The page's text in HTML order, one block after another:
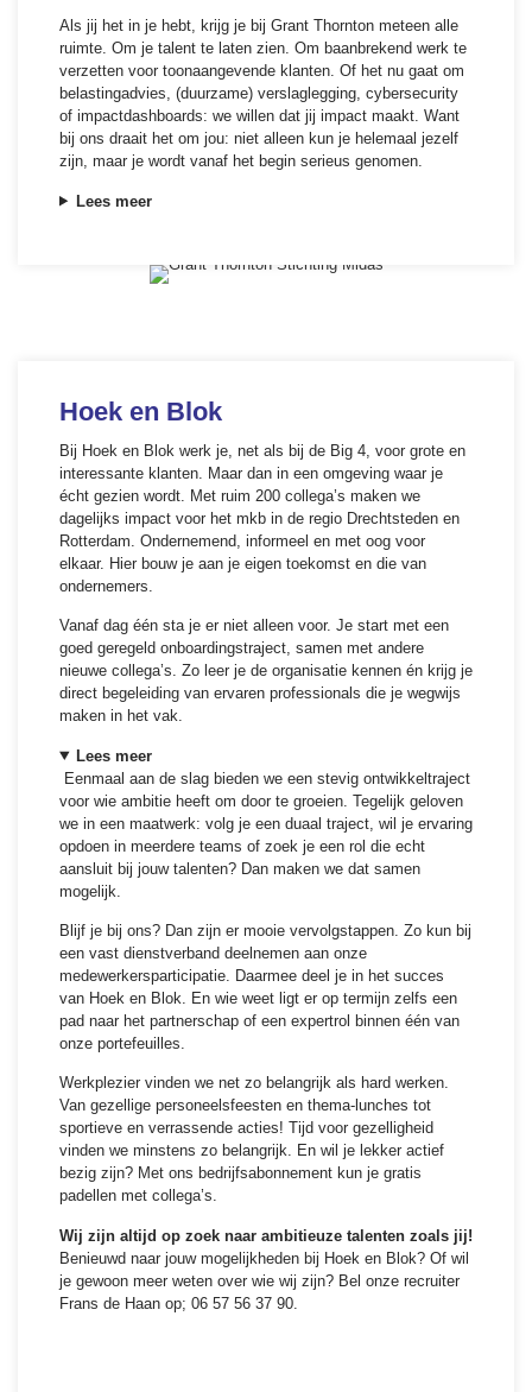
Als jij het in je hebt, krijg je bij Grant Thornton meteen alle
ruimte. Om je talent te laten zien. Om baanbrekend werk te
verzetten voor toonaangevende klanten. Of het nu gaat om
belastingadvies, (duurzame) verslaglegging, cybersecurity
of impactdashboards: we willen dat jij impact maakt. Want
bij ons draait het om jou: niet alleen kun je helemaal jezelf
zijn, maar je wordt vanaf het begin serieus genomen.
Lees meer
Hoek en Blok
Bij Hoek en Blok werk je, net als bij de Big 4, voor grote en
interessante klanten. Maar dan in een omgeving waar je
écht gezien wordt. Met ruim 200 collega’s maken we
dagelijks impact voor het mkb in de regio Drechtsteden en
Rotterdam. Ondernemend, informeel en met oog voor
elkaar. Hier bouw je aan je eigen toekomst en die van
ondernemers.
Vanaf dag één sta je er niet alleen voor. Je start met een
goed geregeld onboardingstraject, samen met andere
nieuwe collega’s. Zo leer je de organisatie kennen én krijg je
direct begeleiding van ervaren professionals die je wegwijs
maken in het vak.
Lees meer
Eenmaal aan de slag bieden we een stevig ontwikkeltraject
voor wie ambitie heeft om door te groeien. Tegelijk geloven
we in een maatwerk: volg je een duaal traject, wil je ervaring
opdoen in meerdere teams of zoek je een rol die echt
aansluit bij jouw talenten? Dan maken we dat samen
mogelijk.
Blijf je bij ons? Dan zijn er mooie vervolgstappen. Zo kun bij
een vast dienstverband deelnemen aan onze
medewerkersparticipatie. Daarmee deel je in het succes
van Hoek en Blok. En wie weet ligt er op termijn zelfs een
pad naar het partnerschap of een expertrol binnen één van
onze portefeuilles.
Werkplezier vinden we net zo belangrijk als hard werken.
Van gezellige personeelsfeesten en thema-lunches tot
sportieve en verrassende acties! Tijd voor gezelligheid
vinden we minstens zo belangrijk. En wil je lekker actief
bezig zijn? Met ons bedrijfsabonnement kun je gratis
padellen met collega’s.
Wij zijn altijd op zoek naar ambitieuze talenten zoals jij!
Benieuwd naar jouw mogelijkheden bij Hoek en Blok? Of wil
je gewoon meer weten over wie wij zijn? Bel onze recruiter
Frans de Haan op; 06 57 56 37 90.